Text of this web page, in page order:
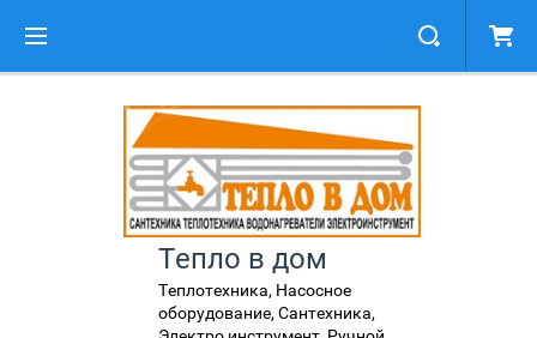
Тепло в дом
Теплотехника, Насосное
оборудование, Сантехника,